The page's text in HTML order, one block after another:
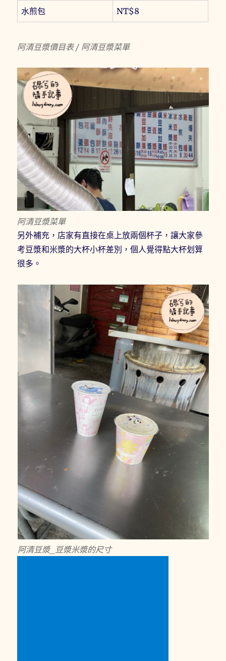
水煎包 NT$8
阿清豆漿價目表 / 阿清豆漿菜單
阿清豆漿菜單
另外補充，店家有直接在桌上放兩個杯子，讓大家參
考豆漿和米漿的大杯小杯差別，個人覺得點大杯划算
很多。
阿清豆漿_豆漿米漿的尺寸